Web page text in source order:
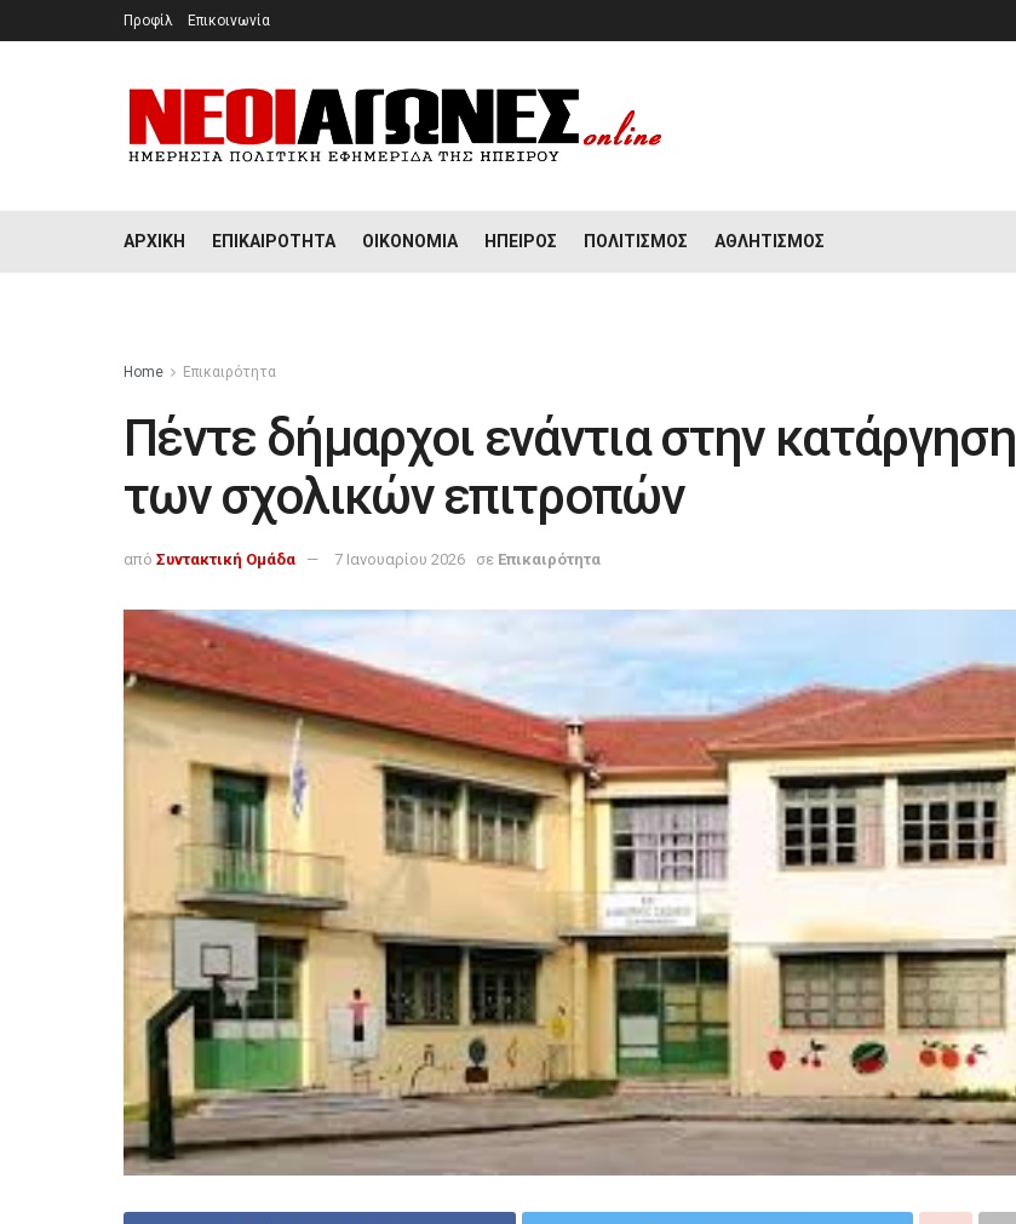
Προφίλ Επικοινωνία
ΑΡΧΙΚΉ ΕΠΙΚΑΙΡΌΤΗΤΑ ΟΙΚΟΝΟΜΊΑ ΉΠΕΙΡΟΣ ΠΟΛΙΤΙΣΜΌΣ ΑΘΛΗΤΙΣΜΌΣ
Home Επικαιρότητα
Πέντε δήμαρχοι ενάντια στην κατάργηση
των σχολικών επιτροπών
από Συντακτική Ομάδα 7 Ιανουαρίου 2026 σε Επικαιρότητα